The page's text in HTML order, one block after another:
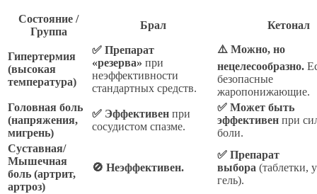
Состояние /
Группа
Брал Кетонал
Гипертермия
(высокая
температура)
✅ Препарат
«резерва» при
неэффективности
стандартных средств.
⚠️ Можно, но
нецелесообразно.
безопасные
жаропонижающие.
Головная боль
(напряжения,
мигрень)
✅ Эффективен при
сосудистом спазме.
✅ Может быть
эффективен при
боли.
Суставная/
Мышечная
боль (артрит,
артроз)
🚫 Неэффективен.
✅ Препарат
выбора (таблетки,
гель).